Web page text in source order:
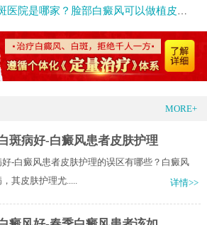
院是哪家？脸部白癜风可以做植皮手术吗？
MORE+
斑病好-白癜风患者皮肤护理
-白癜风患者皮肤护理的误区有哪些？白癜风
其皮肤护理尤.....
详情>>